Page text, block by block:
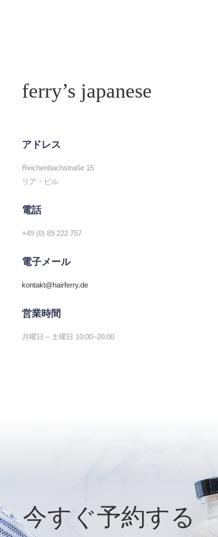
ferry’s japanese
アドレス
Reichenbachstraße 15
リア・ビル
電話
+49 (0) 89 222 757
電子メール
kontakt@hairferry.de
営業時間
月曜日 – 土曜日 10:00–20:00
今すぐ予約する